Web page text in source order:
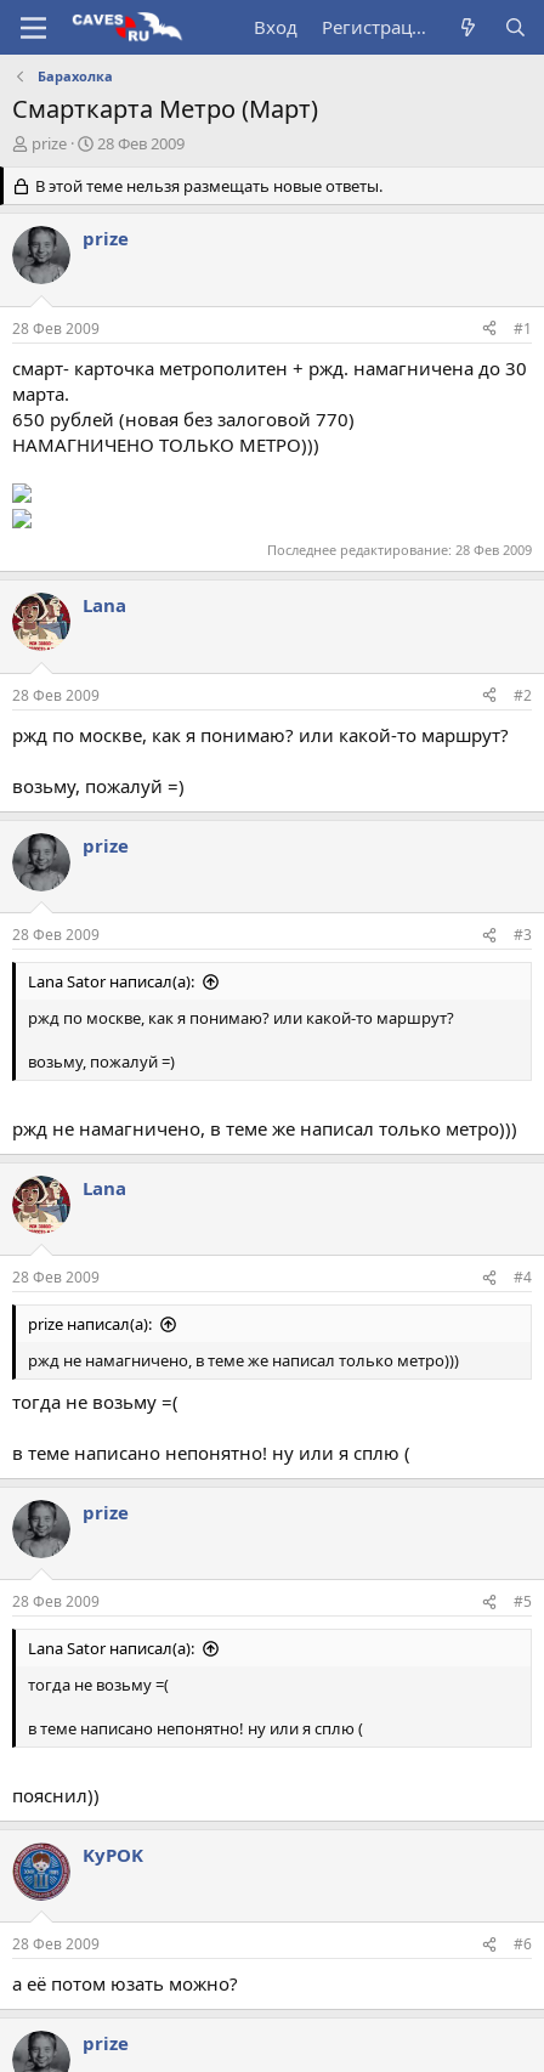
Вход Регистрация
Барахолка
Смарткарта Метро (Март)
А
т
о
р
т
е
м
prize
Д
т
а
н
а
а
28 Фев 2009
В этой теме нельзя размещать новые ответы.
prize
28 Фев 2009 #1
смарт- карточка метрополитен + ржд. намагничена до 30
марта.
650 рублей (новая без залоговой 770)
НАМАГНИЧЕНО ТОЛЬКО МЕТРО)))
Последнее редактирование: 28 Фев 2009
Lana
28 Фев 2009 #2
ржд по москве, как я понимаю? или какой-то маршрут?
возьму, пожалуй =)
prize
28 Фев 2009 #3
Lana Sator написал(а):
ржд по москве, как я понимаю? или какой-то маршрут?
возьму, пожалуй =)
ржд не намагничено, в теме же написал только метро)))
Lana
28 Фев 2009 #4
prize написал(а):
ржд не намагничено, в теме же написал только метро)))
тогда не возьму =(
в теме написано непонятно! ну или я сплю (
prize
28 Фев 2009 #5
Lana Sator написал(а):
тогда не возьму =(
в теме написано непонятно! ну или я сплю (
пояснил))
KyPOK
28 Фев 2009 #6
а её потом юзать можно?
prize